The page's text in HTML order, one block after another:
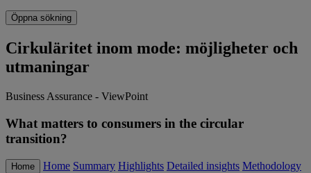
Öppna sökning
Cirkuläritet inom mode: möjligheter och
utmaningar
Business Assurance - ViewPoint
What matters to consumers in the circular
transition?
Home Home Summary Highlights Detailed insights Methodology